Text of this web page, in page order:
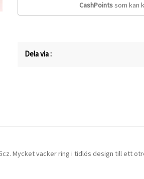
CashPointssom kan
Dela via :
Mycket vacker ring i tidlös design till ett